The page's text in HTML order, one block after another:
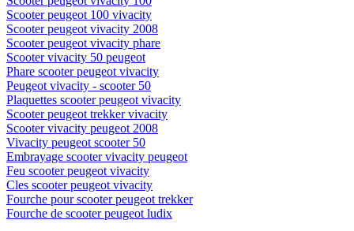
Scooter peugeot 100 vivacity
Scooter peugeot vivacity 2008
Scooter peugeot vivacity phare
Scooter vivacity 50 peugeot
Phare scooter peugeot vivacity
Peugeot vivacity - scooter 50
Plaquettes scooter peugeot vivacity
Scooter peugeot trekker vivacity
Scooter vivacity peugeot 2008
Vivacity peugeot scooter 50
Embrayage scooter vivacity peugeot
Feu scooter peugeot vivacity
Cles scooter peugeot vivacity
Fourche pour scooter peugeot trekker
Fourche de scooter peugeot ludix